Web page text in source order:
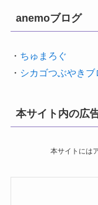
anemoブログ
・ ちゅまろぐ
・ シカゴつぶやきブ
本サイト内の広
本サイトには